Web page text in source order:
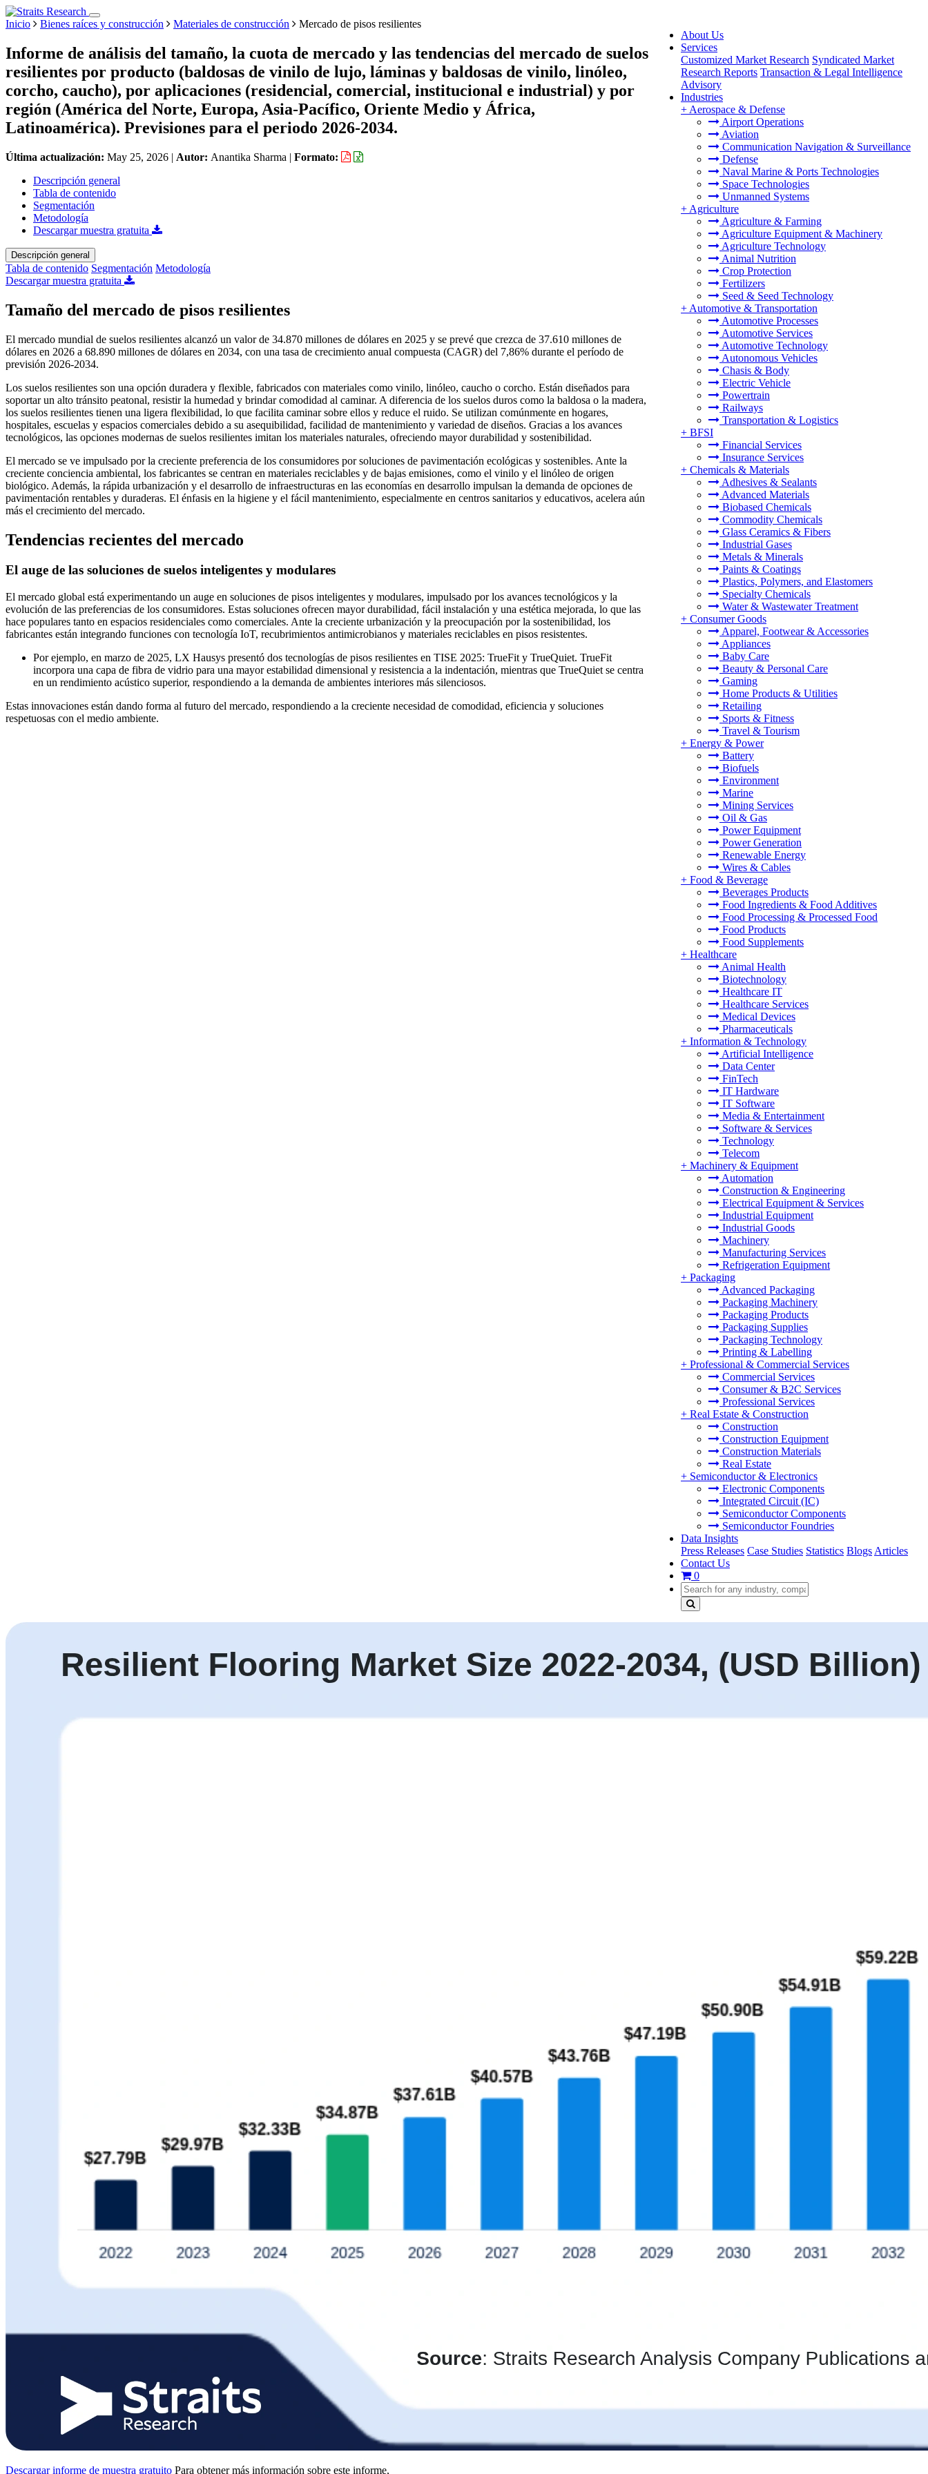
About Us
Services
Customized Market Research Syndicated Market
Research Reports Transaction & Legal Intelligence
Advisory
Industries
+ Aerospace & Defense
Airport Operations
Aviation
Communication Navigation & Surveillance
Defense
Naval Marine & Ports Technologies
Space Technologies
Unmanned Systems
+ Agriculture
Agriculture & Farming
Agriculture Equipment & Machinery
Agriculture Technology
Animal Nutrition
Crop Protection
Fertilizers
Seed & Seed Technology
+ Automotive & Transportation
Automotive Processes
Automotive Services
Automotive Technology
Autonomous Vehicles
Chasis & Body
Electric Vehicle
Powertrain
Railways
Transportation & Logistics
+ BFSI
Financial Services
Insurance Services
+ Chemicals & Materials
Adhesives & Sealants
Advanced Materials
Biobased Chemicals
Commodity Chemicals
Glass Ceramics & Fibers
Industrial Gases
Metals & Minerals
Paints & Coatings
Plastics, Polymers, and Elastomers
Specialty Chemicals
Water & Wastewater Treatment
+ Consumer Goods
Apparel, Footwear & Accessories
Appliances
Baby Care
Beauty & Personal Care
Gaming
Home Products & Utilities
Retailing
Sports & Fitness
Travel & Tourism
+ Energy & Power
Battery
Biofuels
Environment
Marine
Mining Services
Oil & Gas
Power Equipment
Power Generation
Renewable Energy
Wires & Cables
+ Food & Beverage
Beverages Products
Food Ingredients & Food Additives
Food Processing & Processed Food
Food Products
Food Supplements
+ Healthcare
Animal Health
Biotechnology
Healthcare IT
Healthcare Services
Medical Devices
Pharmaceuticals
+ Information & Technology
Artificial Intelligence
Data Center
FinTech
IT Hardware
IT Software
Media & Entertainment
Software & Services
Technology
Telecom
+ Machinery & Equipment
Automation
Construction & Engineering
Electrical Equipment & Services
Industrial Equipment
Industrial Goods
Machinery
Manufacturing Services
Refrigeration Equipment
+ Packaging
Advanced Packaging
Packaging Machinery
Packaging Products
Packaging Supplies
Packaging Technology
Printing & Labelling
+ Professional & Commercial Services
Commercial Services
Consumer & B2C Services
Professional Services
+ Real Estate & Construction
Construction
Construction Equipment
Construction Materials
Real Estate
+ Semiconductor & Electronics
Electronic Components
Integrated Circuit (IC)
Semiconductor Components
Semiconductor Foundries
Data Insights
Press Releases Case Studies Statistics Blogs Articles
Contact Us
0
Inicio Bienes raíces y construcción Materiales de construcción Mercado de pisos resilientes
Informe de análisis del tamaño, la cuota de mercado y las tendencias del mercado de suelos
resilientes por producto (baldosas de vinilo de lujo, láminas y baldosas de vinilo, linóleo,
corcho, caucho), por aplicaciones (residencial, comercial, institucional e industrial) y por
región (América del Norte, Europa, Asia-Pacífico, Oriente Medio y África,
Latinoamérica). Previsiones para el periodo 2026-2034.
Última actualización: May 25, 2026 | Autor: Anantika Sharma | Formato:
Descripción general
Tabla de contenido
Segmentación
Metodología
Descargar muestra gratuita
Descripción general
Tabla de contenido Segmentación Metodología
Descargar muestra gratuita
Tamaño del mercado de pisos resilientes
El mercado mundial de suelos resilientes alcanzó un valor de 34.870 millones de dólares en 2025 y se prevé que crezca de 37.610 millones de
dólares en 2026 a 68.890 millones de dólares en 2034, con una tasa de crecimiento anual compuesta (CAGR) del 7,86% durante el período de
previsión 2026-2034.
Los suelos resilientes son una opción duradera y flexible, fabricados con materiales como vinilo, linóleo, caucho o corcho. Están diseñados para
soportar un alto tránsito peatonal, resistir la humedad y brindar comodidad al caminar. A diferencia de los suelos duros como la baldosa o la madera,
los suelos resilientes tienen una ligera flexibilidad, lo que facilita caminar sobre ellos y reduce el ruido. Se utilizan comúnmente en hogares,
hospitales, escuelas y espacios comerciales debido a su asequibilidad, facilidad de mantenimiento y variedad de diseños. Gracias a los avances
tecnológicos, las opciones modernas de suelos resilientes imitan los materiales naturales, ofreciendo mayor durabilidad y sostenibilidad.
El mercado se ve impulsado por la creciente preferencia de los consumidores por soluciones de pavimentación ecológicas y sostenibles. Ante la
creciente conciencia ambiental, los fabricantes se centran en materiales reciclables y de bajas emisiones, como el vinilo y el linóleo de origen
biológico. Además, la rápida urbanización y el desarrollo de infraestructuras en las economías en desarrollo impulsan la demanda de opciones de
pavimentación rentables y duraderas. El énfasis en la higiene y el fácil mantenimiento, especialmente en centros sanitarios y educativos, acelera aún
más el crecimiento del mercado.
Tendencias recientes del mercado
El auge de las soluciones de suelos inteligentes y modulares
El mercado global está experimentando un auge en soluciones de pisos inteligentes y modulares, impulsado por los avances tecnológicos y la
evolución de las preferencias de los consumidores. Estas soluciones ofrecen mayor durabilidad, fácil instalación y una estética mejorada, lo que las
hace populares tanto en espacios residenciales como comerciales. Ante la creciente urbanización y la preocupación por la sostenibilidad, los
fabricantes están integrando funciones con tecnología IoT, recubrimientos antimicrobianos y materiales reciclables en pisos resistentes.
Por ejemplo, en marzo de 2025, LX Hausys presentó dos tecnologías de pisos resilientes en TISE 2025: TrueFit y TrueQuiet. TrueFit
incorpora una capa de fibra de vidrio para una mayor estabilidad dimensional y resistencia a la indentación, mientras que TrueQuiet se centra
en un rendimiento acústico superior, respondiendo a la demanda de ambientes interiores más silenciosos.
Estas innovaciones están dando forma al futuro del mercado, respondiendo a la creciente necesidad de comodidad, eficiencia y soluciones
respetuosas con el medio ambiente.
Descargar informe de muestra gratuito Para obtener más información sobre este informe,